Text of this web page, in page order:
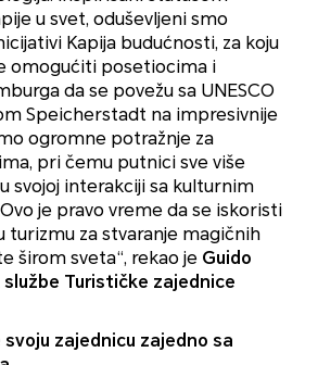
u svet, oduševljeni smo
Kapija budućnosti, za koju
omogućiti posetiocima i
da se povežu sa UNESCO
Speicherstadt na impresivnije
ogromne potražnje za
pri čemu putnici sve više
svojoj interakciji sa kulturnim
je pravo vreme da se iskoristi
turizmu za stvaranje magičnih
širom sveta“, rekao je Guido
službe Turističke zajednice
zajednicu zajedno sa